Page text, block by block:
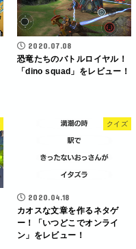
2020.07.08
恐竜たちのバトルロイヤル！
「dino squad」をレビュー！
クイズ
2020.04.18
カオスな文章を作るネタゲ
ー！「いつどこでオンライ
ン」をレビュー！